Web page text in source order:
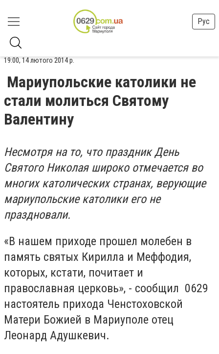
Рус
19:00, 14 лютого 2014 р.
Мариупольские католики не
стали молиться Святому
Валентину
Несмотря на то, что праздник День
Святого Николая широко отмечается во
многих католических странах, верующие
мариупольские католики его не
праздновали.
«В нашем приходе прошел молебен в
память святых Кирилла и Меффодия,
которых, кстати, почитает и
православная церковь», - сообщил 0629
настоятель прихода Ченстоховской
Матери Божией в Мариуполе отец
Леонард Адушкевич.